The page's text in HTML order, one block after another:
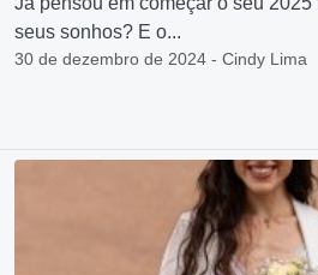
seus sonhos? E o...
30 de dezembro de 2024 - Cindy Lima